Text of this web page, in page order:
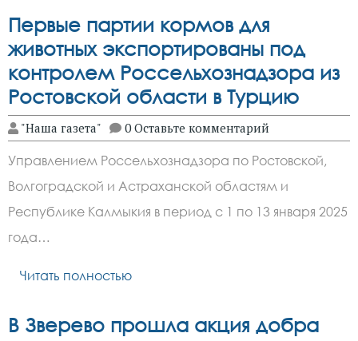
Первые партии кормов для
животных экспортированы под
контролем Россельхознадзора из
Ростовской области в Турцию
"Наша газета" 0 Оставьте комментарий
Управлением Россельхознадзора по Ростовской,
Волгоградской и Астраханской областям и
Республике Калмыкия в период с 1 по 13 января 2025
года…
Читать полностью
В Зверево прошла акция добра